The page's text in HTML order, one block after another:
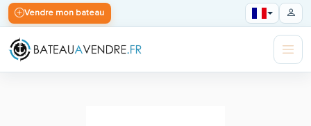
Vendre mon bateau